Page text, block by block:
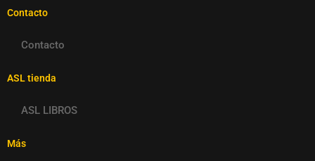
Contacto
Contacto
ASL tienda
ASL LIBROS
Más